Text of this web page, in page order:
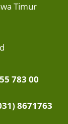
Timur
783 00
8671763